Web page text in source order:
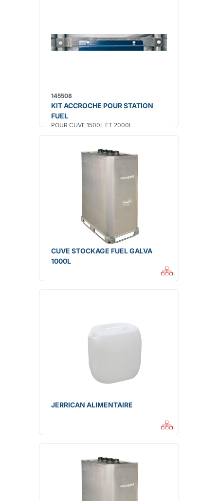
145508
KIT ACCROCHE POUR STATION
FUEL
POUR CUVE 1500L ET 2000L
CUVE STOCKAGE FUEL GALVA
1000L
JERRICAN ALIMENTAIRE